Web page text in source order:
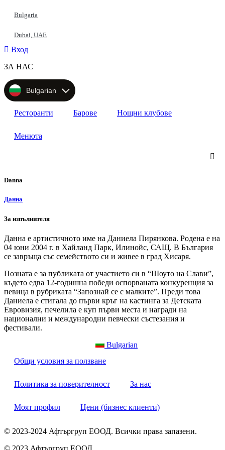
Bulgaria
Dubai, UAE
Вход
ЗА НАС
Bulgarian
Ресторанти Барове Нощни клубове
Менюта
Danna
Данна
За изпълнителя
Данна е артистичното име на Даниела Пирянкова. Родена е на
04 юни 2004 г. в Хайланд Парк, Илинойс, САЩ. В България
се завръща със семейството си и живее в град Хисаря.
Позната е за публиката от участието си в “Шоуто на Слави”,
където едва 12-годишна победи оспорваната конкуренция за
певица в рубриката “Запознай се с малките”. Преди това
Даниела е стигала до първи кръг на кастинга за Детската
Евровизия, печелила е куп първи места и награди на
национални и международни певчески състезания и
фестивали.
Bulgarian
Общи условия за ползване
Политика за поверителност За нас
Моят профил Цени (бизнес клиенти)
© 2023-2024 Афтъргруп ЕООД. Всички права запазени.
© 2023 Афтъргруп ЕООД.